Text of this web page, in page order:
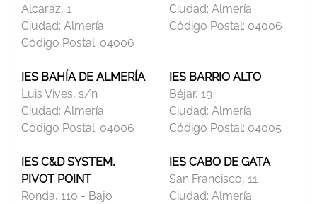
Alcaraz, 1
Ciudad: Almería
Código Postal: 04006
Ciudad: Almería
Código Postal: 04006
IES BAHÍA DE ALMERÍA
Luis Vives, s/n
Ciudad: Almería
Código Postal: 04006
IES BARRIO ALTO
Béjar, 19
Ciudad: Almería
Código Postal: 04005
IES C&D SYSTEM,
PIVOT POINT
Ronda, 110 - Bajo
IES CABO DE GATA
San Francisco, 11
Ciudad: Almería